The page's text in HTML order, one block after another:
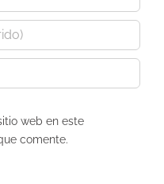
web en este
comente.